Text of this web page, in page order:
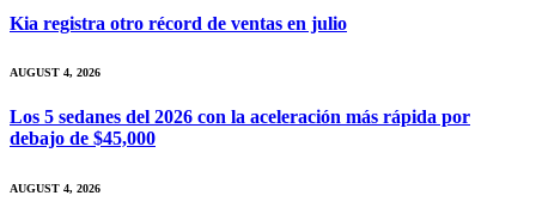
Kia registra otro récord de ventas en julio
AUGUST 4, 2026
Los 5 sedanes del 2026 con la aceleración más rápida por
debajo de $45,000
AUGUST 4, 2026